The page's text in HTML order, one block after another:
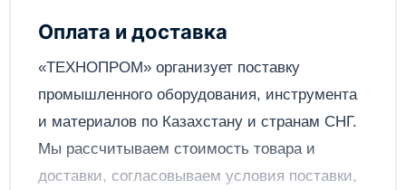
Оплата и доставка
«ТЕХНОПРОМ» организует поставку
промышленного оборудования, инструмента
и материалов по Казахстану и странам СНГ.
Мы рассчитываем стоимость товара и
доставки, согласовываем условия поставки,